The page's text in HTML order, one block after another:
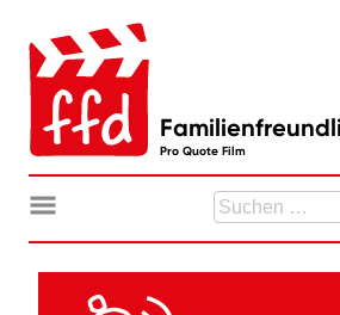
Inhalt
springen
Pro Quote Film
Suchen